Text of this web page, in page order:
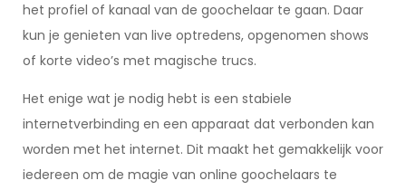
het profiel of kanaal van de goochelaar te gaan. Daar
kun je genieten van live optredens, opgenomen shows
of korte video’s met magische trucs.
Het enige wat je nodig hebt is een stabiele
internetverbinding en een apparaat dat verbonden kan
worden met het internet. Dit maakt het gemakkelijk voor
iedereen om de magie van online goochelaars te